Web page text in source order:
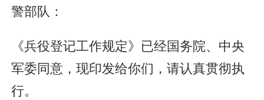
警部队：
《兵役登记工作规定》已经国务院、中央
军委同意，现印发给你们，请认真贯彻执
行。